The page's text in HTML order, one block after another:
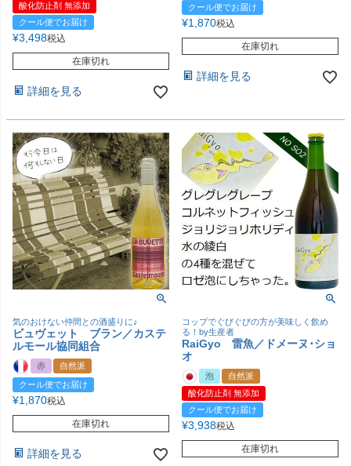
酸化防止剤 無添加
クール便でお届け
¥3,498税込
在庫切れ
詳細を見る
クール便でお届け
¥1,870税込
在庫切れ
詳細を見る
気のおけない仲間との酒盛りに♪
ビュヴェット ブラン／カステ
ルモール協同組合
赤
自然派
クール便でお届け
¥1,870税込
在庫切れ
詳細を見る
コップでぐびぐびの方が美味しく飲め
る！by生産者
RaiGyo 雷魚／ドメーヌ･ショ
オ
泡
自然派
酸化防止剤 無添加
クール便でお届け
¥3,938税込
在庫切れ